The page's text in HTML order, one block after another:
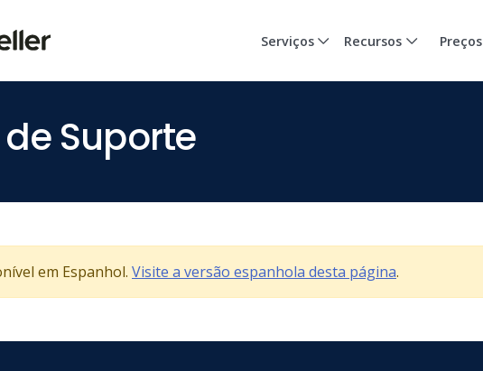
Serviços Recursos Preços
Suporte
em Espanhol. Visite a versão espanhola desta página.